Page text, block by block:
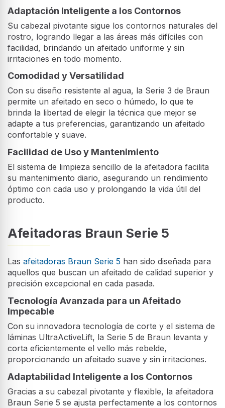
Adaptación Inteligente a los Contornos
Su cabezal pivotante sigue los contornos naturales del
rostro, logrando llegar a las áreas más difíciles con
facilidad, brindando un afeitado uniforme y sin
irritaciones en todo momento.
Comodidad y Versatilidad
Con su diseño resistente al agua, la Serie 3 de Braun
permite un afeitado en seco o húmedo, lo que te
brinda la libertad de elegir la técnica que mejor se
adapte a tus preferencias, garantizando un afeitado
confortable y suave.
Facilidad de Uso y Mantenimiento
El sistema de limpieza sencillo de la afeitadora facilita
su mantenimiento diario, asegurando un rendimiento
óptimo con cada uso y prolongando la vida útil del
producto.
Afeitadoras Braun Serie 5
Las afeitadoras Braun Serie 5 han sido diseñada para
aquellos que buscan un afeitado de calidad superior y
precisión excepcional en cada pasada.
Tecnología Avanzada para un Afeitado
Impecable
Con su innovadora tecnología de corte y el sistema de
láminas UltraActiveLift, la Serie 5 de Braun levanta y
corta eficientemente el vello más rebelde,
proporcionando un afeitado suave y sin irritaciones.
Adaptabilidad Inteligente a los Contornos
Gracias a su cabezal pivotante y flexible, la afeitadora
Braun Serie 5 se ajusta perfectamente a los contornos